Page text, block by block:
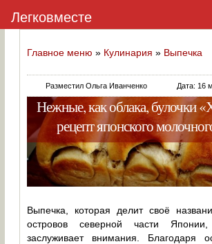
Главное меню » Кулинария » Выпечка
Разместил Ольга Иванченко Дата: 16
Нежные, как облака, булочки
рецепт японского
Выпечка, которая делит своё
островов северной части Японии,
заслуживает внимания. Благодаря
Легковместе